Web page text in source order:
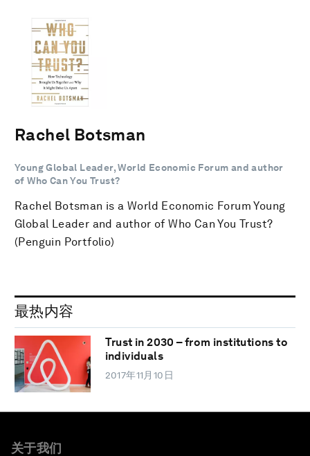
Rachel Botsman
Young Global Leader, World Economic Forum and author
of Who Can You Trust?
Rachel Botsman is a World Economic Forum Young
Global Leader and author of Who Can You Trust?
(Penguin Portfolio)
最热内容
Trust in 2030 – from institutions to
individuals
2017年11月10日
关于我们